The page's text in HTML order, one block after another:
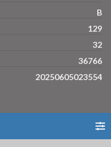
B
129
32
36766
20250605023554